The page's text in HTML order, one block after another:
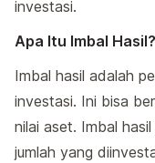
investasi.
Apa Itu Imbal Hasil?
Imbal hasil adalah
investasi. Ini bisa
nilai aset. Imbal
jumlah yang